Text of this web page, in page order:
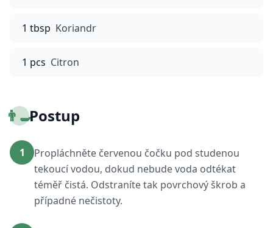
1 tbsp Koriandr
1 pcs Citron
👨‍🍳Postup
1
Propláchněte červenou čočku pod studenou
tekoucí vodou, dokud nebude voda odtékat
téměř čistá. Odstraníte tak povrchový škrob a
případné nečistoty.